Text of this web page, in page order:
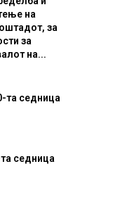
на
за
за
на...
та седница
седница